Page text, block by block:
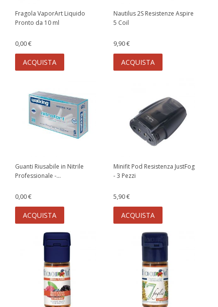
Fragola VaporArt Liquido
Pronto da 10 ml
0,00 €
ACQUISTA
Nautilus 2S Resistenze Aspire
5 Coil
9,90 €
ACQUISTA
Guanti Riusabile in Nitrile
Professionale -...
0,00 €
ACQUISTA
Minifit Pod Resistenza JustFog
- 3 Pezzi
5,90 €
ACQUISTA